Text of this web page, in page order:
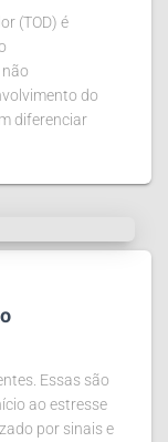
(TOD) é
do
diferenciar
Essas são
ao estresse
por sinais e